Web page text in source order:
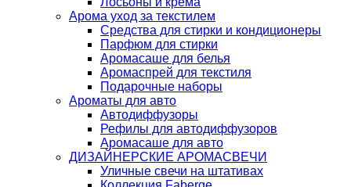
Арома уход за текстилем
Средства для стирки и кондиционеры
Парфюм для стирки
Аромасаше для белья
Аромаспрей для текстиля
Подарочные наборы
Ароматы для авто
Автодиффузоры
Рефилы для автодиффузоров
Аромасаше для авто
ДИЗАЙНЕРСКИЕ АРОМАСВЕЧИ
Уличные свечи на штативах